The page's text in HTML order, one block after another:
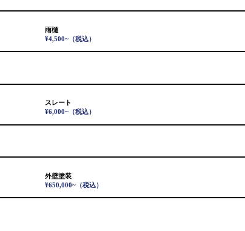
雨樋
¥4,500~ （税込）
スレート
¥6,000~ （税込）
外壁塗装
¥650,000~ （税込）